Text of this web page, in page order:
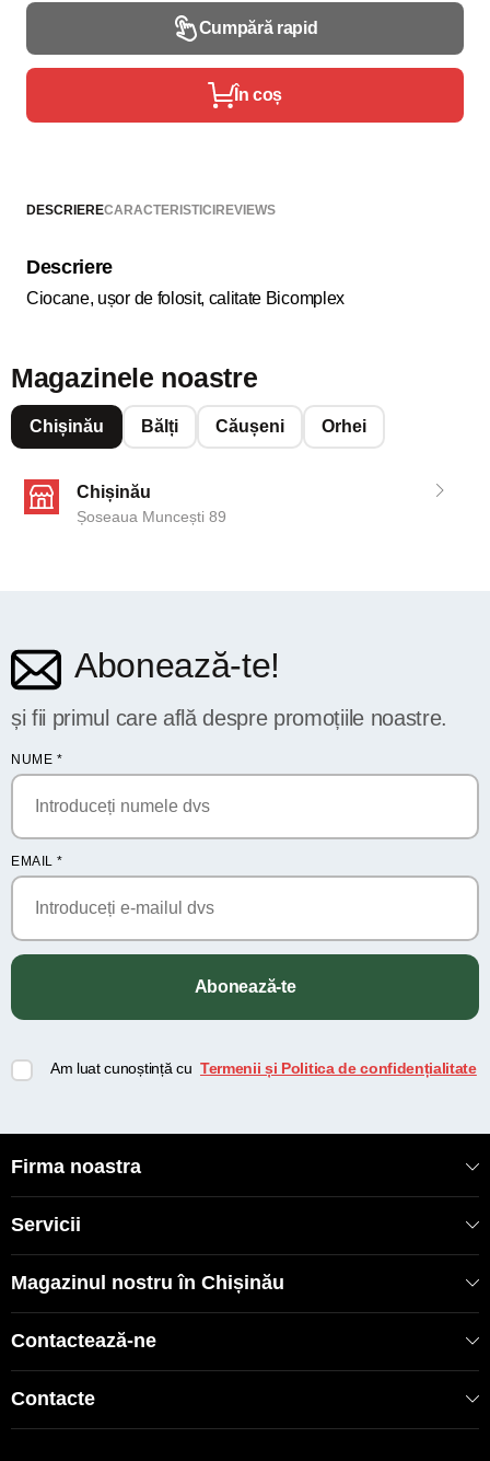
Cumpără rapid
În coș
DESCRIERECARACTERISTICIREVIEWS
Descriere
Ciocane, ușor de folosit, calitate Bicomplex
Magazinele noastre
Chișinău Bălți Căușeni Orhei
Chișinău
Șoseaua Muncești 89
Abonează-te!
și fii primul care află despre promoțiile noastre.
NUME *
EMAIL *
Abonează-te
Am luat cunoștință cu Termenii și Politica de confidențialitate
Firma noastra
Servicii
Magazinul nostru în Chișinău
Contactează-ne
Contacte